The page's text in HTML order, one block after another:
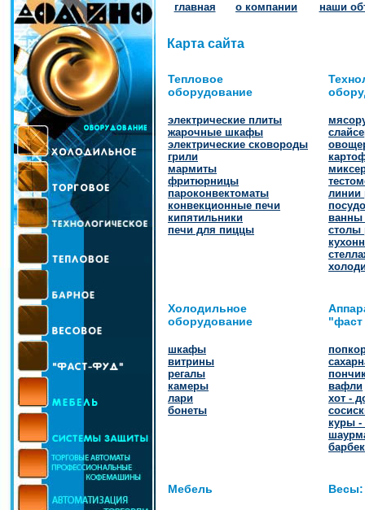
главная о компании наши
Карта сайта
Тепловое
оборудование
электрические плиты
жарочные шкафы
электрические сковороды
грили
мармиты
фритюрницы
пароконвектоматы
конвекционные печи
кипятильники
печи для пиццы
линии
столы
Холодильное
оборудование
шкафы
витрины
регалы
камеры
лари
бонеты
вафли
хот -
куры -
Мебель Весы: